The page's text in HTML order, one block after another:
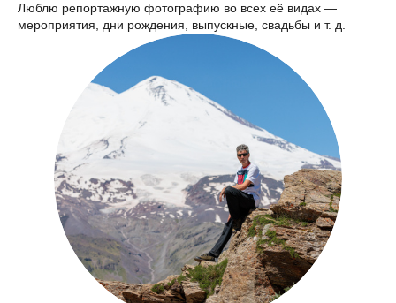
Люблю репортажную фотографию во всех её видах —
мероприятия, дни рождения, выпускные, свадьбы и т. д.